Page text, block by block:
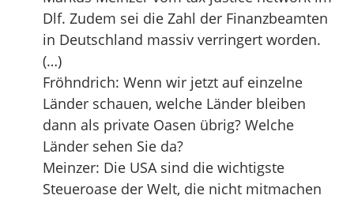
Dlf. Zudem sei die Zahl der Finanzbeamten
in Deutschland massiv verringert worden.
(…)
Fröhndrich: Wenn wir jetzt auf einzelne
Länder schauen, welche Länder bleiben
dann als private Oasen übrig? Welche
Länder sehen Sie da?
Meinzer: Die USA sind die wichtigste
Steueroase der Welt, die nicht mitmachen